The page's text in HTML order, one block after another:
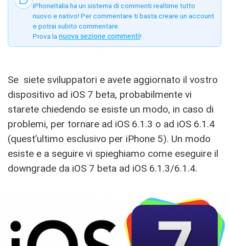
iPhoneItalia ha un sistema di commenti realtime tutto
nuovo e nativo! Per commentare ti basta creare un account
e potrai subito commentare.
Prova la nuova sezione commenti!
Se siete sviluppatori e avete aggiornato il vostro
dispositivo ad iOS 7 beta, probabilmente vi
starete chiedendo se esiste un modo, in caso di
problemi, per tornare ad iOS 6.1.3 o ad iOS 6.1.4
(quest’ultimo esclusivo per iPhone 5). Un modo
esiste e a seguire vi spieghiamo come eseguire il
downgrade da iOS 7 beta ad iOS 6.1.3/6.1.4.